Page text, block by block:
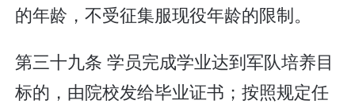
的年龄，不受征集服现役年龄的限制。
第三十九条 学员完成学业达到军队培养目
标的，由院校发给毕业证书；按照规定任